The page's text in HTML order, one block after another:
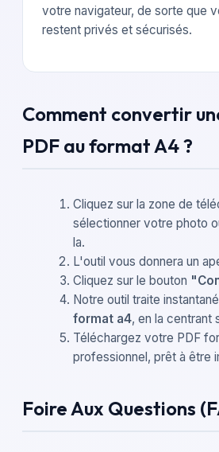
votre navigateur, de sorte que
restent privés et sécurisés.
Comment convertir
PDF au format A4 ?
Cliquez sur la zone de
sélectionner votre photo
la.
L'outil vous donnera un
Cliquez sur le bouton
Notre outil traite
format a4, en la centrant
Téléchargez votre PDF
professionnel, prêt à être
Foire Aux Questions